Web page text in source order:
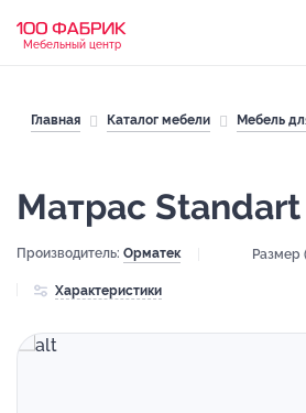
Мебельный центр
Главная Каталог мебели Мебель
Матрас
Производитель: Орматек Размер
Характеристики